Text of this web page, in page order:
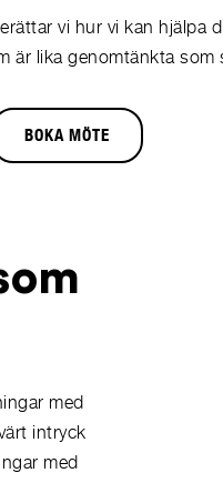
vi hur vi kan hjälpa
är lika genomtänkta som
BOKA MÖTE
med
intryck
med